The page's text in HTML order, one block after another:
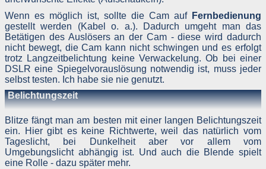
Cookies für personalisierte Anzeigen eingesetzt, aber Cookies, die
für das Frequency Capping, für zusammengefasste
Anzeigenberichte und zum Bekämpfen von Betrug und Missbrauch
notwendig sind.
Google:Wie wir Daten von Websites oder Apps verwenden, auf
bzw. in denen unsere Dienste genutzt werden.
Weitere Google-Dienste (Google-Maps und YouTube)
Auf dieser Website werden zur Darstellung bestimmter Inhalte
YouTube. Auch hierbei empfängt Google Nutzerdaten. Den
Umgang damit beschreibt Google in seinerDatenschutzerklärung.
Social-Media-Plugins
Wenn es möglich ist, sollte die Cam auf Fernbedienung
gestellt werden (Kabel o. a.). Dadurch umgeht man das
Betätigen des Auslösers an der Cam - diese wird dadurch
nicht bewegt, die Cam kann nicht schwingen und es erfolgt
trotz Langzeitbelichtung keine Verwackelung. Ob bei einer
DSLR eine Spiegelvorauslösung notwendig ist, muss jeder
selbst testen. Ich habe sie nie genutzt.
Belichtungszeit
Blitze fängt man am besten mit einer langen Belichtungszeit
ein. Hier gibt es keine Richtwerte, weil das natürlich vom
Tageslicht, bei Dunkelheit aber vor allem vom
Umgebungslicht abhängig ist. Und auch die Blende spielt
eine Rolle - dazu später mehr.